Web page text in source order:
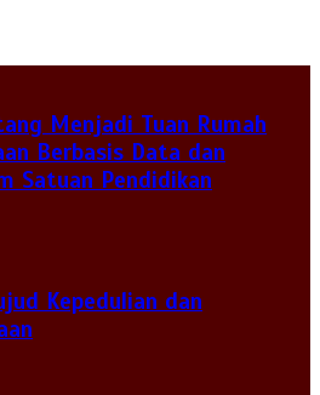
Menjadi Tuan Rumah
Berbasis Data dan
Satuan Pendidikan
Kepedulian dan